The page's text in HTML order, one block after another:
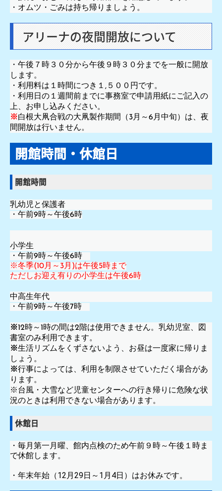
・オムツ・ごみは持ち帰りましょう。
アリーナの夜間開放について
・午後７時３０分から午後９時３０分までを一般に開放
します。
・利用料は１時間につき１,５００円です。
・利用日の１週間前までに事務室で申請用紙にご記入の
上、お申し込みください。
※白根大凧合戦の大凧製作期間（3月～6月中旬）は、夜
間開放は行いません。
開館時間・休館日
開館時間
乳幼児と保護者
・午前9時～午後6時
小学生
・午前9時～午後6時
※冬季(10月～3月)は午後5時まで
ただしお迎え有りの小学生は午後6時
中高生年代
・午前9時～午後7時
※12時～1時の間は2階は使用できません。乳幼児室、図
書室のみ利用できます。
※生活リズムをくずさないよう、お昼は一度家に帰りま
しょう。
※行事によっては、利用を制限させていただく場合があ
ります。
※台風・大雪など児童センターへの行き帰りに危険な状
況のときは利用できない場合があります。
休館日
・毎月第一月曜、館内点検のため午前９時～午後１時ま
で休館します。
・年末年始（12月29日～1月4日）はお休みです。